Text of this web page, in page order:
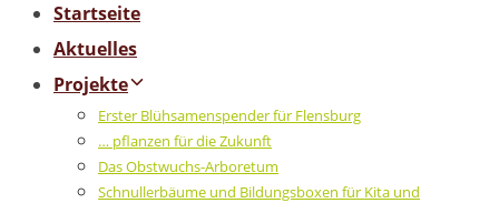
Startseite
Aktuelles
Projekte
Erster Blühsamenspender für Flensburg
… pflanzen für die Zukunft
Das Obstwuchs-Arboretum
Schnullerbäume und Bildungsboxen für Kita und